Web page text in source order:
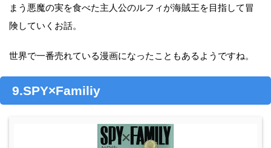
まう悪魔の実を食べた主人公のルフィが海賊王を目指して冒
険していくお話。
世界で一番売れている漫画になったこともあるようですね。
9.SPY×Familiy